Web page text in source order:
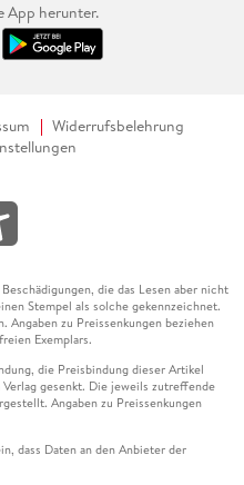
App herunter.
Widerrufsbelehrung
die das Lesen aber nicht
Stempel als solche gekennzeichnet.
zu Preissenkungen beziehen
Exemplars.
die Preisbindung dieser Artikel
gesenkt. Die jeweils zutreffende
Angaben zu Preissenkungen
dass Daten an den Anbieter der